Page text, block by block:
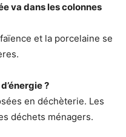
va dans les colonnes
et la porcelaine se
?
en déchèterie. Les
déchets ménagers.